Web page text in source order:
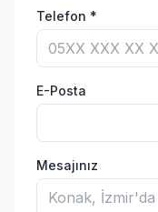
Telefon *
E-Posta
Mesajınız